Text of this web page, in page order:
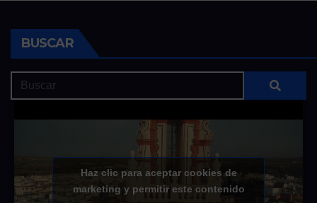
BUSCAR
Haz clic para aceptar cookies de
marketing y permitir este contenido